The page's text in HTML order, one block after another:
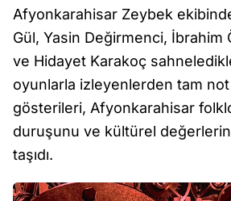
Afyonkarahisar Zeybek
Gül, Yasin Değirmenci, İbrahim
ve Hidayet Karakoç
oyunlarla izleyenlerden tam not
gösterileri, Afyonkarahisar
duruşunu ve kültürel
taşıdı.